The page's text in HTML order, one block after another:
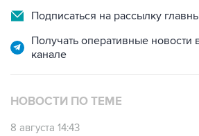
Подписаться на рассылку
Получать оперативные
канале
НОВОСТИ ПО ТЕМЕ
8 августа 14:43